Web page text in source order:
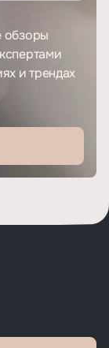
обзоры
и трендах